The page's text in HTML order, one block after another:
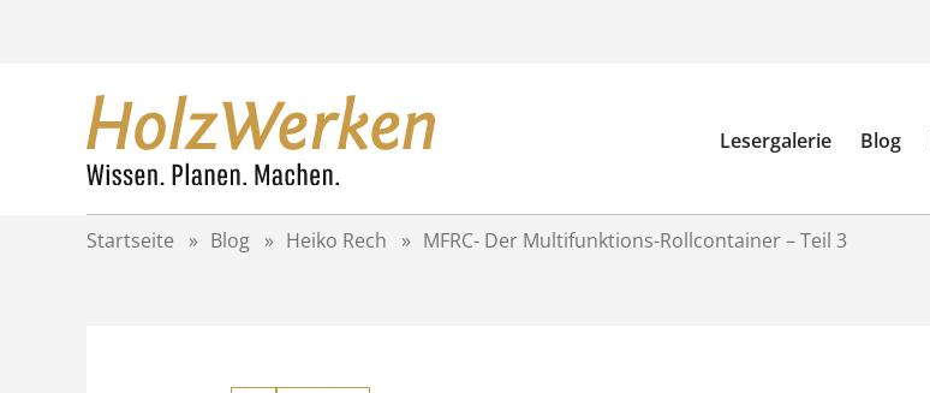
Lesergalerie Blog
Startseite » Blog » Heiko Rech » MFRC- Der Multifunktions-Rollcontainer – Teil 3